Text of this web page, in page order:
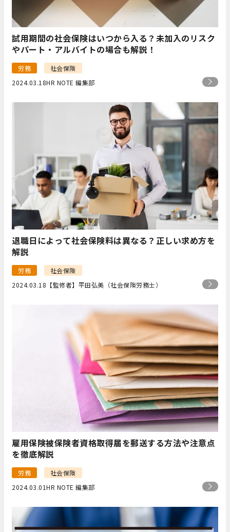
試用期間の社会保険はいつから入る？未加入のリスク
やパート・アルバイトの場合も解説！
労務
社会保険
2024.03.18HR NOTE 編集部
退職日によって社会保険料は異なる？正しい求め方を
解説
労務
社会保険
2024.03.18 【監修者】平田弘美（社会保険労務士）
雇用保険被保険者資格取得届を郵送する方法や注意点
を徹底解説
労務
社会保険
2024.03.01HR NOTE 編集部